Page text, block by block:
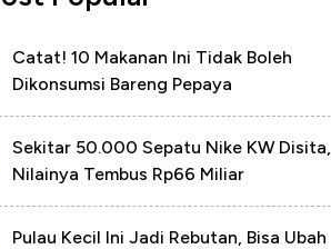
Catat! 10 Makanan Ini Tidak Boleh
Dikonsumsi Bareng Pepaya
Sekitar 50.000 Sepatu Nike KW Disita,
Nilainya Tembus Rp66 Miliar
Pulau Kecil Ini Jadi Rebutan, Bisa Ubah